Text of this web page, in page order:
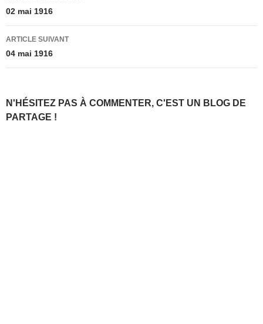
des
articles
02 mai 1916
ARTICLE SUIVANT
04 mai 1916
N'HÉSITEZ PAS À COMMENTER, C'EST UN BLOG DE
PARTAGE !